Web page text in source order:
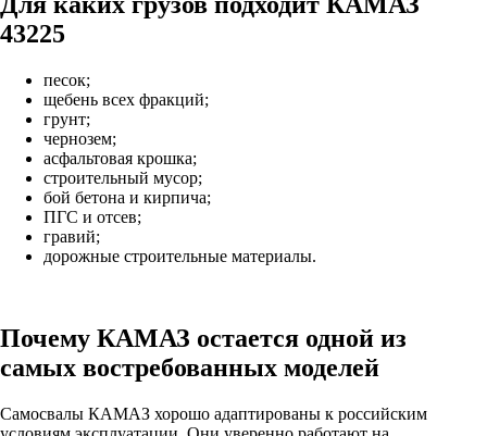
43225
песок;
щебень всех фракций;
грунт;
чернозем;
асфальтовая крошка;
строительный мусор;
бой бетона и кирпича;
ПГС и отсев;
гравий;
дорожные строительные материалы.
Почему КАМАЗ остается одной из
самых востребованных моделей
Самосвалы КАМАЗ хорошо адаптированы к российским